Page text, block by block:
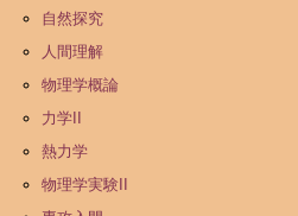
自然探究
人間理解
物理学概論
力学II
熱力学
物理学実験II